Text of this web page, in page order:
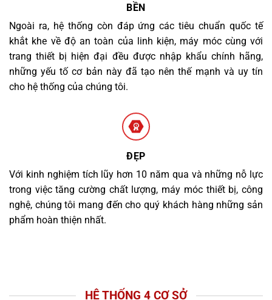
BỀN
Ngoài ra, hệ thống còn đáp ứng các tiêu chuẩn quốc tế
khắt khe về độ an toàn của linh kiện, máy móc cùng với
trang thiết bị hiện đại đều được nhập khẩu chính hãng,
những yếu tố cơ bản này đã tạo nên thế mạnh và uy tín
cho hệ thống của chúng tôi.
ĐẸP
Với kinh nghiệm tích lũy hơn 10 năm qua và những nỗ lực
trong việc tăng cường chất lượng, máy móc thiết bị, công
nghệ, chúng tôi mang đến cho quý khách hàng những sản
phẩm hoàn thiện nhất.
HỆ THỐNG 4 CƠ SỞ